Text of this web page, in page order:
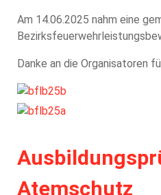
Am 14.06.2025 nahm eine
Danke an die Organisatoren
Atemschutz